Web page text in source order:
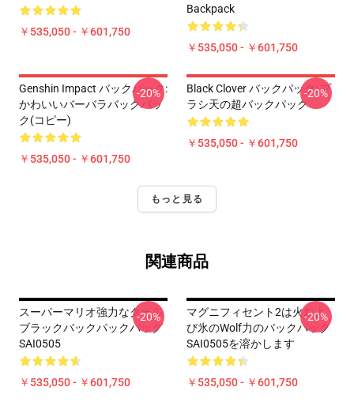
￥535,050 - ￥601,750
Backpack
￥535,050 - ￥601,750
Genshin Impact バックパック:
かわいいバーバラバックパッ
ク(コピー)
￥535,050 - ￥601,750
-20%
Black Clover バックパック: プ
ラシ天の超バックパック
￥535,050 - ￥601,750
-20%
もっと見る
関連商品
スーパーマリオ強力なクール
ブラックバックパックバッグ
SAI0505
￥535,050 - ￥601,750
-20%
マグニフィセント2は火およ
び氷のWolf力のバックパック
SAI0505を溶かします
￥535,050 - ￥601,750
-20%